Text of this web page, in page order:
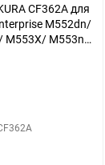
CF362A для
M552dn/
M553X/ M553n,